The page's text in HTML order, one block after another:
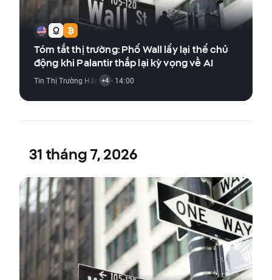
Tóm tắt thị trường: Phố Wall lấy lại thế chủ
động khi Palantir thắp lại kỳ vọng về AI
Tin Thị Trường Hàng Hóa,Tin Thị Trường Chỉ Số
+4 · 14:00
31 tháng 7, 2026